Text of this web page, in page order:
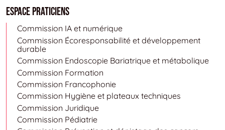
Espace Praticiens
Commission IA et numérique
Commission Écoresponsabilité et développement
durable
Commission Endoscopie Bariatrique et métabolique
Commission Formation
Commission Francophonie
Commission Hygiène et plateaux techniques
Commission Juridique
Commission Pédiatrie